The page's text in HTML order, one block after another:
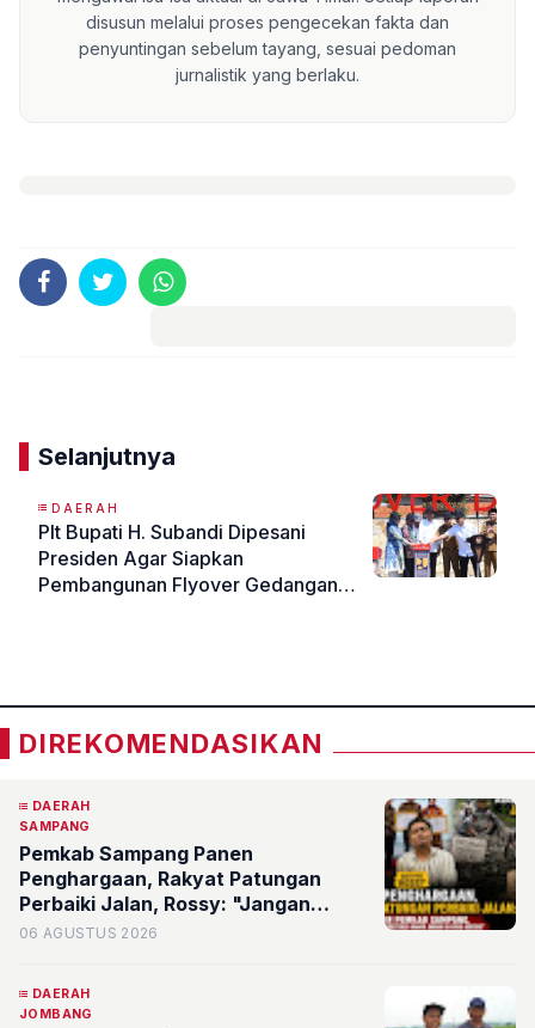
disusun melalui proses pengecekan fakta dan
penyuntingan sebelum tayang, sesuai pedoman
jurnalistik yang berlaku.
Selanjutnya
DAERAH
Plt Bupati H. Subandi Dipesani
Presiden Agar Siapkan
Pembangunan Flyover Gedangan
DIREKOMENDASIKAN
DAERAH
SAMPANG
Pemkab Sampang Panen
Penghargaan, Rakyat Patungan
Perbaiki Jalan, Rossy: "Jangan
Sampai Prestasi Hanya Indah di Atas
06 AGUSTUS 2026
DAERAH
JOMBANG